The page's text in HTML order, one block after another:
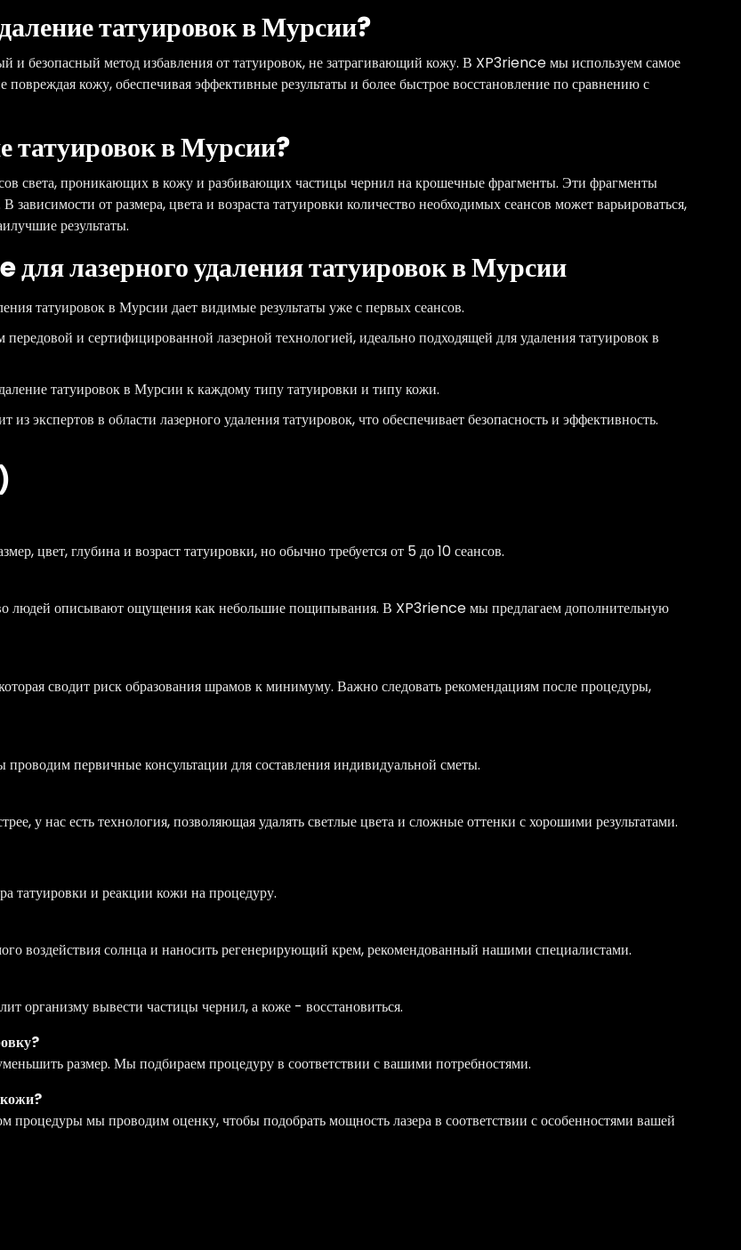
татуировок в Мурсии?
и безопасный метод избавления от татуировок, не затрагивающий кожу. В XP3rience мы используем самое
кожу, обеспечивая эффективные результаты и более быстрое восстановление по сравнению с
татуировок в Мурсии?
света, проникающих в кожу и разбивающих частицы чернил на крошечные фрагменты. Эти фрагменты
от размера, цвета и возраста татуировки количество необходимых сеансов может варьироваться,
результаты.
лазерного удаления татуировок в Мурсии
татуировок в Мурсии дает видимые результаты уже с первых сеансов.
и сертифицированной лазерной технологией, идеально подходящей для удаления татуировок в
татуировок в Мурсии к каждому типу татуировки и типу кожи.
экспертов в области лазерного удаления татуировок, что обеспечивает безопасность и эффективность.
цвет, глубина и возраст татуировки, но обычно требуется от 5 до 10 сеансов.
людей описывают ощущения как небольшие пощипывания. В XP3rience мы предлагаем дополнительную
сводит риск образования шрамов к минимуму. Важно следовать рекомендациям после процедуры,
первичные консультации для составления индивидуальной сметы.
у нас есть технология, позволяющая удалять светлые цвета и сложные оттенки с хорошими результатами.
татуировки и реакции кожи на процедуру.
воздействия солнца и наносить регенерирующий крем, рекомендованный нашими специалистами.
организму вывести частицы чернил, а коже - восстановиться.
размер. Мы подбираем процедуру в соответствии с вашими потребностями.
кожи?
процедуры мы проводим оценку, чтобы подобрать мощность лазера в соответствии с особенностями вашей